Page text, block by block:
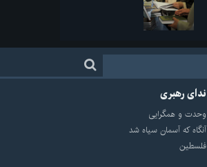
ندای رهبری
وحدت و همگرایی
آنگاه که آسمان سیاه شد
فلسطین